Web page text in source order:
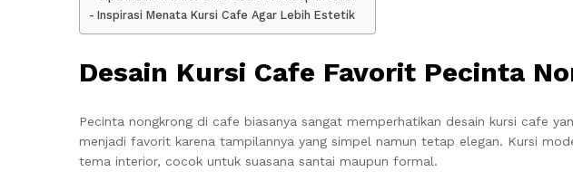
Inspirasi Menata Kursi Cafe Agar Lebih Estetik
Desain Kursi Cafe Favorit Pecinta
Pecinta nongkrong di cafe biasanya sangat memperhatikan desain kursi cafe
menjadi favorit karena tampilannya yang simpel namun tetap elegan. Kursi
tema interior, cocok untuk suasana santai maupun formal.